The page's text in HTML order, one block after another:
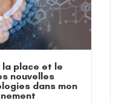
la place et le
nouvelles
dans mon